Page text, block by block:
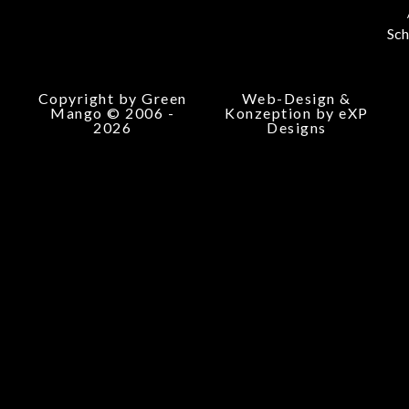
Copyright by Green
Mango © 2006 -
2026
Web-Design &
Konzeption by eXP
Designs